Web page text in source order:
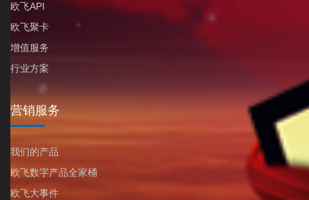
欧飞API
欧飞聚卡
增值服务
行业方案
营销服务
我们的产品
欧飞数字产品全家桶
欧飞大事件